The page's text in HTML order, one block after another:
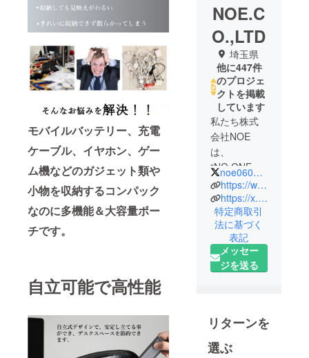
モバイルバッテリー、充電
ケーブル、イヤホン、ゲー
ム機などのガジェット類や
小物を収納するコンパック
なのに多機能＆大容量ポー
チです。
自立可能で高性能
NOE.C
O.,LTD
埼玉県
他に447件
のプロジェ
クトを掲載
しています
私たち株式
会社NOE
は、
“NO ONE
ELSE＝他に
はない価値
を届ける”を
理念に、日
常を少し便
利に、少し
楽しくする
していま
す。
noe0605_jp
https://www.instagram.com/noe.jp_official/
https://x.com/noe0605_jp
特定商取引
法に基づく
表記
メッセー
ジを送る
リターンを
選ぶ